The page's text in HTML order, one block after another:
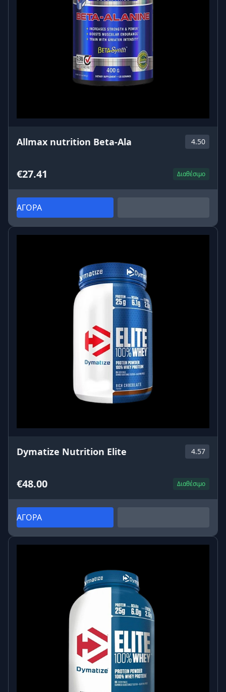
Allmax nutrition Beta-Ala 4.50
€27.41 Διαθέσιμο
ΑΓΟΡΑ
Dymatize Nutrition Elite 4.57
€48.00 Διαθέσιμο
ΑΓΟΡΑ